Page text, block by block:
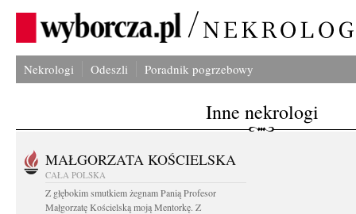
Nekrologi Odeszli Poradnik pogrzebowy
Inne nekrologi
MAŁGORZATA KOŚCIELSKA
CAŁA POLSKA
Z głębokim smutkiem żegnam Panią Profesor
Małgorzatę Kościelską moją Mentorkę. Z